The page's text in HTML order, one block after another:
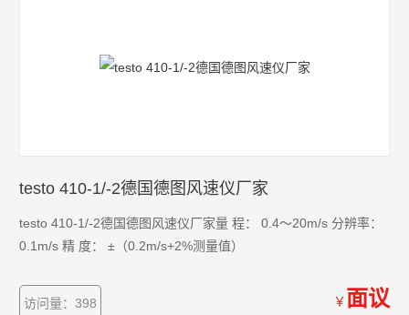
testo 410-1/-2德国德图风速仪厂家
testo 410-1/-2德国德图风速仪厂家量 程： 0.4～20m/s 分辨率：
0.1m/s 精 度： ±（0.2m/s+2%测量值）
访问量：398 ￥ 面议